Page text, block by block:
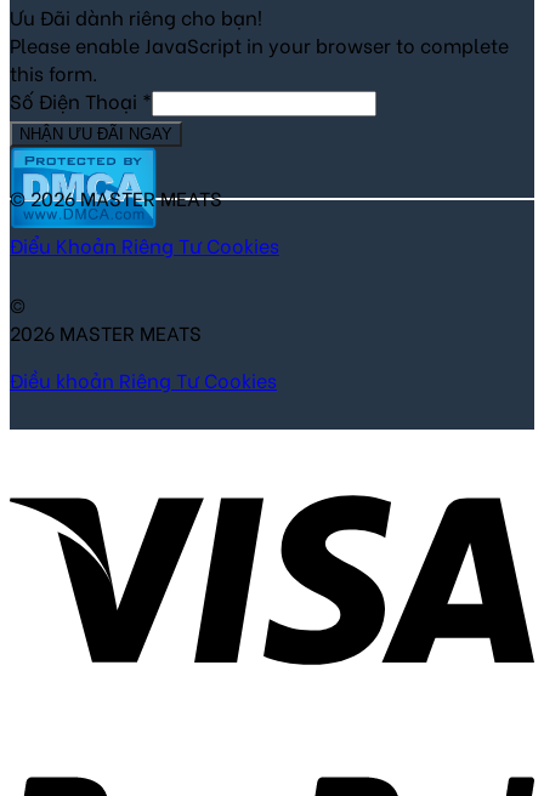
Ưu Đãi dành riêng cho bạn!
Please enable JavaScript in your browser to complete
this form.
Số Điện Thoại *
NHẬN ƯU ĐÃI NGAY
© 2026 MASTER MEATS
Điểu Khoản Riêng Tư Cookies
©
2026 MASTER MEATS
Điều khoản Riêng Tư Cookies